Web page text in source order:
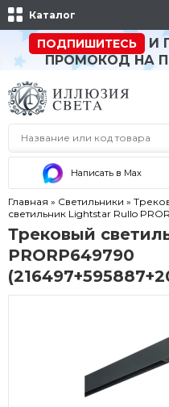
Каталог
ПОДПИШИТЕСЬ
И
ПРОМОКОД НА
Написать в Max
Главная » Светильники »
светильник Lightstar Rullo
Трековый
PRORP649790